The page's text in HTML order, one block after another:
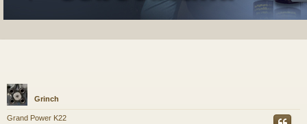
Grinch
Grand Power K22